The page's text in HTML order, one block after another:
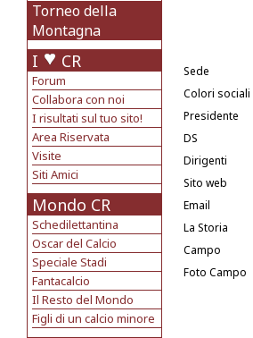
Torneo della
Montagna
I CR
Forum
Collabora con noi
I risultati sul tuo sito!
Area Riservata
Visite
Siti Amici
Mondo CR
Schedilettantina
Oscar del Calcio
Speciale Stadi
Fantacalcio
Il Resto del Mondo
Figli di un calcio minore
Sede
Colori sociali
Presidente
DS
Dirigenti
Sito web
Email
La Storia
Campo
Foto Campo